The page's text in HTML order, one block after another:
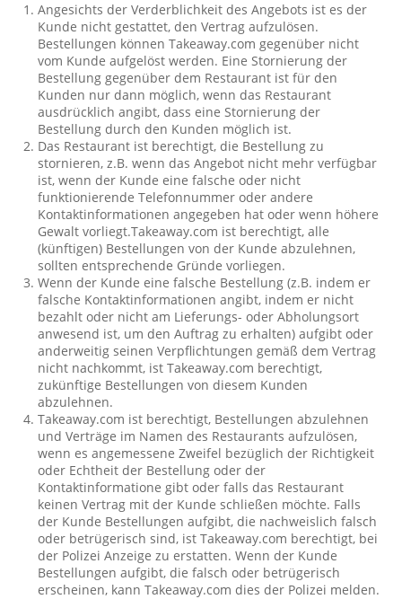
Angesichts der Verderblichkeit des Angebots ist es der
Kunde nicht gestattet, den Vertrag aufzulösen.
Bestellungen können Takeaway.com gegenüber nicht
vom Kunde aufgelöst werden. Eine Stornierung der
Bestellung gegenüber dem Restaurant ist für den
Kunden nur dann möglich, wenn das Restaurant
ausdrücklich angibt, dass eine Stornierung der
Bestellung durch den Kunden möglich ist.
Das Restaurant ist berechtigt, die Bestellung zu
stornieren, z.B. wenn das Angebot nicht mehr verfügbar
ist, wenn der Kunde eine falsche oder nicht
funktionierende Telefonnummer oder andere
Kontaktinformationen angegeben hat oder wenn höhere
Gewalt vorliegt.Takeaway.com ist berechtigt, alle
(künftigen) Bestellungen von der Kunde abzulehnen,
sollten entsprechende Gründe vorliegen.
Wenn der Kunde eine falsche Bestellung (z.B. indem er
falsche Kontaktinformationen angibt, indem er nicht
bezahlt oder nicht am Lieferungs- oder Abholungsort
anwesend ist, um den Auftrag zu erhalten) aufgibt oder
anderweitig seinen Verpflichtungen gemäß dem Vertrag
nicht nachkommt, ist Takeaway.com berechtigt,
zukünftige Bestellungen von diesem Kunden
abzulehnen.
Takeaway.com ist berechtigt, Bestellungen abzulehnen
und Verträge im Namen des Restaurants aufzulösen,
wenn es angemessene Zweifel bezüglich der Richtigkeit
oder Echtheit der Bestellung oder der
Kontaktinformatione gibt oder falls das Restaurant
keinen Vertrag mit der Kunde schließen möchte. Falls
der Kunde Bestellungen aufgibt, die nachweislich falsch
oder betrügerisch sind, ist Takeaway.com berechtigt, bei
der Polizei Anzeige zu erstatten. Wenn der Kunde
Bestellungen aufgibt, die falsch oder betrügerisch
erscheinen, kann Takeaway.com dies der Polizei melden.